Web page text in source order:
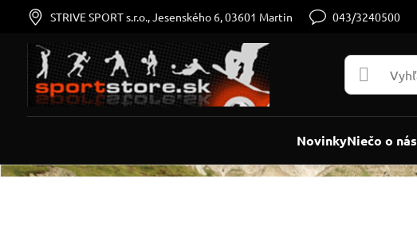
STRIVE SPORT s.r.o., Jesenského 6, 03601 Martin 043/3240500
NovinkyNiečo o nás